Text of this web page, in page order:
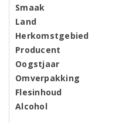
Smaak
Land
Herkomstgebied
Producent
Oogstjaar
Omverpakking
Flesinhoud
Alcohol